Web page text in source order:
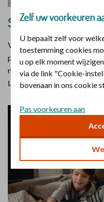
Samen
Van goede herinneringen kun
podcast 5 vertelt Daniëlle
maken belangrijk is voor een
Luister de podcast Samen
Zelf uw voorkeuren
U bepaalt zelf voor
toestemming cookies
u op elk moment
via de link "Cookie-
bovenaan in ons cookie
Pas voorkeuren aan